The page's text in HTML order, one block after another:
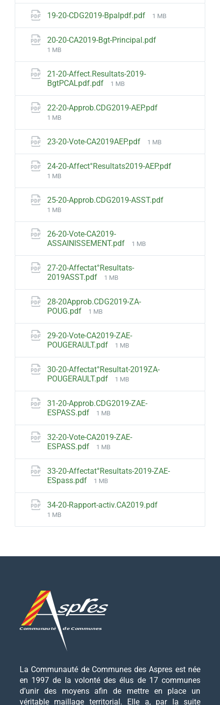
19-20-CDG2019-Bpalpdf.pdf
File
1 MB
20-20-CA2019-Bgt-Principal.pdf
1 MB
21-20-Affect.Resultats-2019-
BgtPCALpdf.pdf
File
1 MB
22-20-Approb.CDG2019-AEP.pdf
1 MB
23-20-Vote-CA2019AEP.pdf
File
1 MB
24-20-Affect°Resultats2019-AEP.pdf
File
1 MB
25-20-Approb.CDG2019-ASST.pdf
1 MB
26-20-Vote-CA2019-
ASSAINISSEMENT.pdf
File
1 MB
27-20-Affectat°Resultats-
2019ASST.pdf
File
1 MB
28-20Approb.CDG2019-ZA-
POUG.pdf
File
1 MB
29-20-Vote-CA2019-ZAE-
POUGERAULT.pdf
File
1 MB
30-20-Affectat°Resultat-2019ZA-
POUGERAULT.pdf
File
1 MB
31-20-Approb.CDG2019-ZAE-
ESPASS.pdf
File
1 MB
32-20-Vote-CA2019-ZAE-
ESPASS.pdf
File
1 MB
33-20-Affectat°Resultats-2019-ZAE-
ESpass.pdf
File
1 MB
34-20-Rapport-activ.CA2019.pdf
1 MB
La Communauté de Communes des Aspres est née
en 1997 de la volonté des élus de 17 communes
d’unir des moyens afin de mettre en place un
véritable maillage territorial. Elle a, par la suite